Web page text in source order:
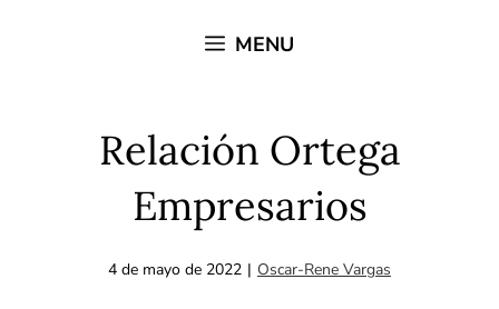
MENU
Relación Ortega
Empresarios
4 de mayo de 2022 | Oscar-Rene Vargas